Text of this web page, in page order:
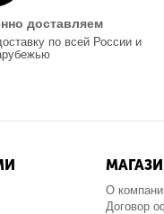
доставляем
по всей России и
О
Договор